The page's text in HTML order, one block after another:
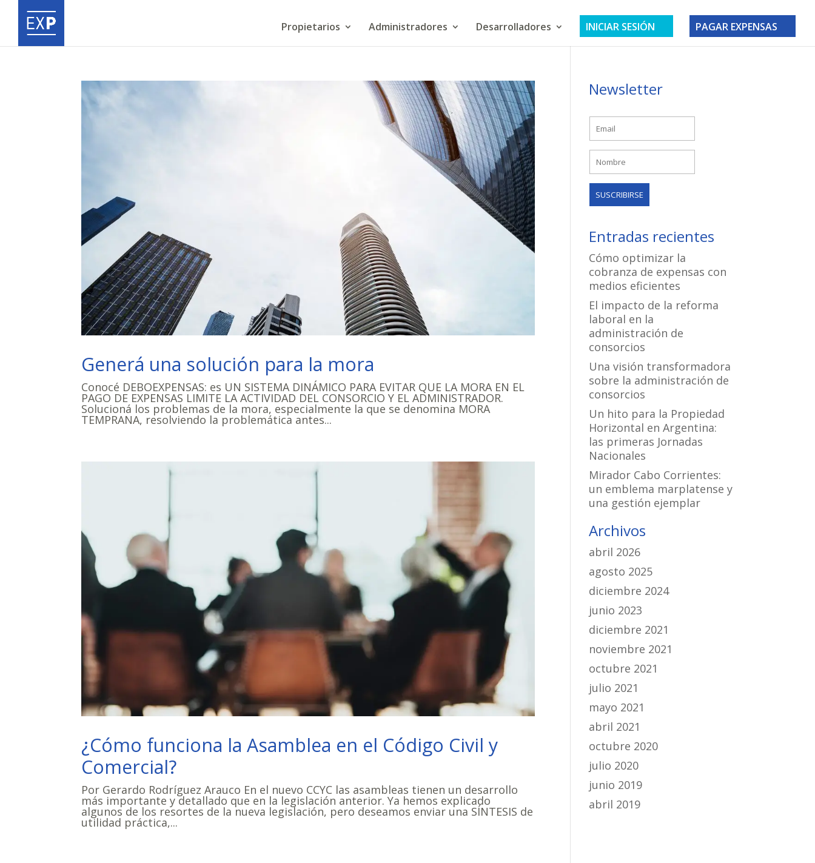
Propietarios Administradores Desarrolladores INICIAR SESIÓN PAGAR EXPENSAS
Generá una solución para la mora
Conocé DEBOEXPENSAS: es UN SISTEMA DINÁMICO PARA EVITAR QUE LA MORA EN EL
PAGO DE EXPENSAS LIMITE LA ACTIVIDAD DEL CONSORCIO Y EL ADMINISTRADOR.
Solucioná los problemas de la mora, especialmente la que se denomina MORA
TEMPRANA, resolviendo la problemática antes...
¿Cómo funciona la Asamblea en el Código Civil y
Comercial?
Por Gerardo Rodríguez Arauco En el nuevo CCYC las asambleas tienen un desarrollo
más importante y detallado que en la legislación anterior. Ya hemos explicado
algunos de los resortes de la nueva legislación, pero deseamos enviar una SÍNTESIS de
utilidad práctica,...
Newsletter
Entradas recientes
Cómo optimizar la
cobranza de expensas con
medios eficientes
El impacto de la reforma
laboral en la
administración de
consorcios
Una visión transformadora
sobre la administración de
consorcios
Un hito para la Propiedad
Horizontal en Argentina:
las primeras Jornadas
Nacionales
Mirador Cabo Corrientes:
un emblema marplatense y
una gestión ejemplar
Archivos
abril 2026
agosto 2025
diciembre 2024
junio 2023
diciembre 2021
noviembre 2021
octubre 2021
julio 2021
mayo 2021
abril 2021
octubre 2020
julio 2020
junio 2019
abril 2019